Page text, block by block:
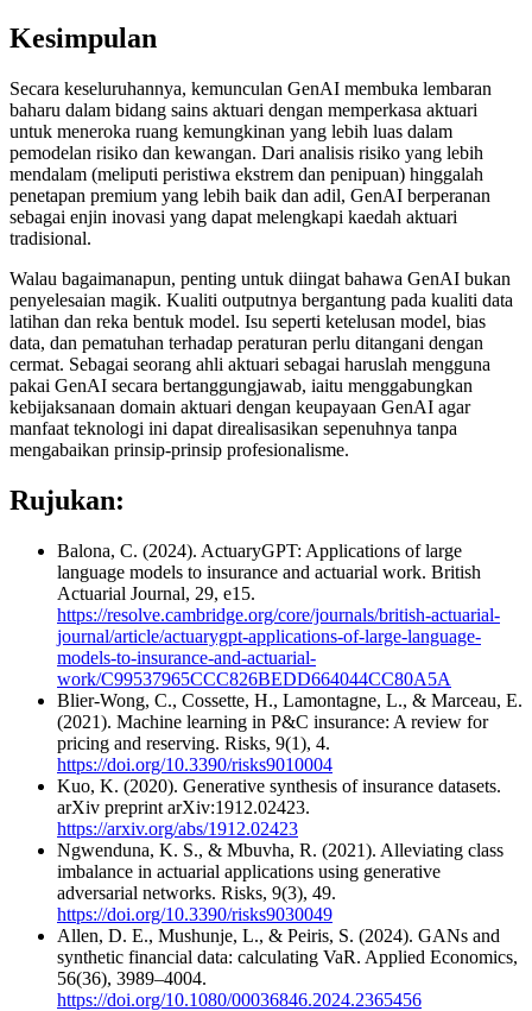
Kesimpulan
Secara keseluruhannya, kemunculan GenAI membuka lembaran
baharu dalam bidang sains aktuari dengan memperkasa aktuari
untuk meneroka ruang kemungkinan yang lebih luas dalam
pemodelan risiko dan kewangan. Dari analisis risiko yang lebih
mendalam (meliputi peristiwa ekstrem dan penipuan) hinggalah
penetapan premium yang lebih baik dan adil, GenAI berperanan
sebagai enjin inovasi yang dapat melengkapi kaedah aktuari
tradisional.
Walau bagaimanapun, penting untuk diingat bahawa GenAI bukan
penyelesaian magik. Kualiti outputnya bergantung pada kualiti data
latihan dan reka bentuk model. Isu seperti ketelusan model, bias
data, dan pematuhan terhadap peraturan perlu ditangani dengan
cermat. Sebagai seorang ahli aktuari sebagai haruslah mengguna
pakai GenAI secara bertanggungjawab, iaitu menggabungkan
kebijaksanaan domain aktuari dengan keupayaan GenAI agar
manfaat teknologi ini dapat direalisasikan sepenuhnya tanpa
mengabaikan prinsip-prinsip profesionalisme.
Rujukan:
Balona, C. (2024). ActuaryGPT: Applications of large
language models to insurance and actuarial work. British
Actuarial Journal, 29, e15.
https://resolve.cambridge.org/core/journals/british-actuarial-
journal/article/actuarygpt-applications-of-large-language-
models-to-insurance-and-actuarial-
work/C99537965CCC826BEDD664044CC80A5A
Blier-Wong, C., Cossette, H., Lamontagne, L., & Marceau, E.
(2021). Machine learning in P&C insurance: A review for
pricing and reserving. Risks, 9(1), 4.
https://doi.org/10.3390/risks9010004
Kuo, K. (2020). Generative synthesis of insurance datasets.
arXiv preprint arXiv:1912.02423.
https://arxiv.org/abs/1912.02423
Ngwenduna, K. S., & Mbuvha, R. (2021). Alleviating class
imbalance in actuarial applications using generative
adversarial networks. Risks, 9(3), 49.
https://doi.org/10.3390/risks9030049
Allen, D. E., Mushunje, L., & Peiris, S. (2024). GANs and
synthetic financial data: calculating VaR. Applied Economics,
56(36), 3989–4004.
https://doi.org/10.1080/00036846.2024.2365456